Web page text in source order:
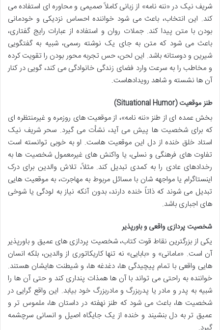
شریف نیک در «ننه نامه» از زبانی کاملاً صمیمی و محاوره ای استفاده می
کند. این انتخاب، باعث می شود خواننده احساس نزدیکی و خودمانی
بودن با متن پیدا کند. جملات روان و استفاده از عبارات رایج گفتاری،
باعث می شود که متن به جای یک نوشته رسمی، شبیه به گفتگویی
شیرین و دوستانه باشد. این لحن، حس تجربه محور بودن را تقویت کرده
و مخاطب را به سرعت وارد فضای زندگی خانوادگی می کند، گویی در کنار
آن ها نشسته و شاهد رویدادهاست.
طنز موقعیت (Situational Humor)
بخش عمده ای از طنز «ننه نامه»، از موقعیت های روزمره و غیرمنتظره ای
که برای شخصیت ها پیش می آید، نشأت می گیرد. سحر شریف نیک
استاد خلق خنده از دل این موقعیت هاست. او به خوبی توانسته است
تفاوت های فرهنگی و نسلی، یا واکنش های غیرمعمول شخصیت ها به
رخدادهای عادی را به کمدی تبدیل کند. مثلاً، تلاش والدین برای درک
اینستاگرام یا مواجهه شان با مسائل مربوط به مهاجرت، به موقعیت هایی
تبدیل می شوند که ذاتاً خنده دارند، بدون آنکه نیاز به لودگی یا شوخی
های اجباری باشد.
شخصیت پردازی واقعی و باورپذیر
یکی از بزرگترین نقاط قوت کتاب، شخصیت پردازی های عمیق و باورپذیر
آن است. «مامانی» و «بابایی» نه تنها کاریکاتوری از والدین، بلکه انسان
هایی واقعی با تمام پیچیدگی ها، دغدغه ها، و شیطنت هایشان هستند.
خواننده به راحتی می تواند با آن ها همذات پنداری کند و حتی آن ها را
شبیه به پدر و مادر یا پدربزرگ و مادربزرگ خود بیابد. این واقع گرایی در
شخصیت ها، باعث می شود که طنز نهفته در داستان ها، ملموس تر و
عمیق تر به دل بنشیند و خنده از یک جایگاه اصیل و انسانی سرچشمه